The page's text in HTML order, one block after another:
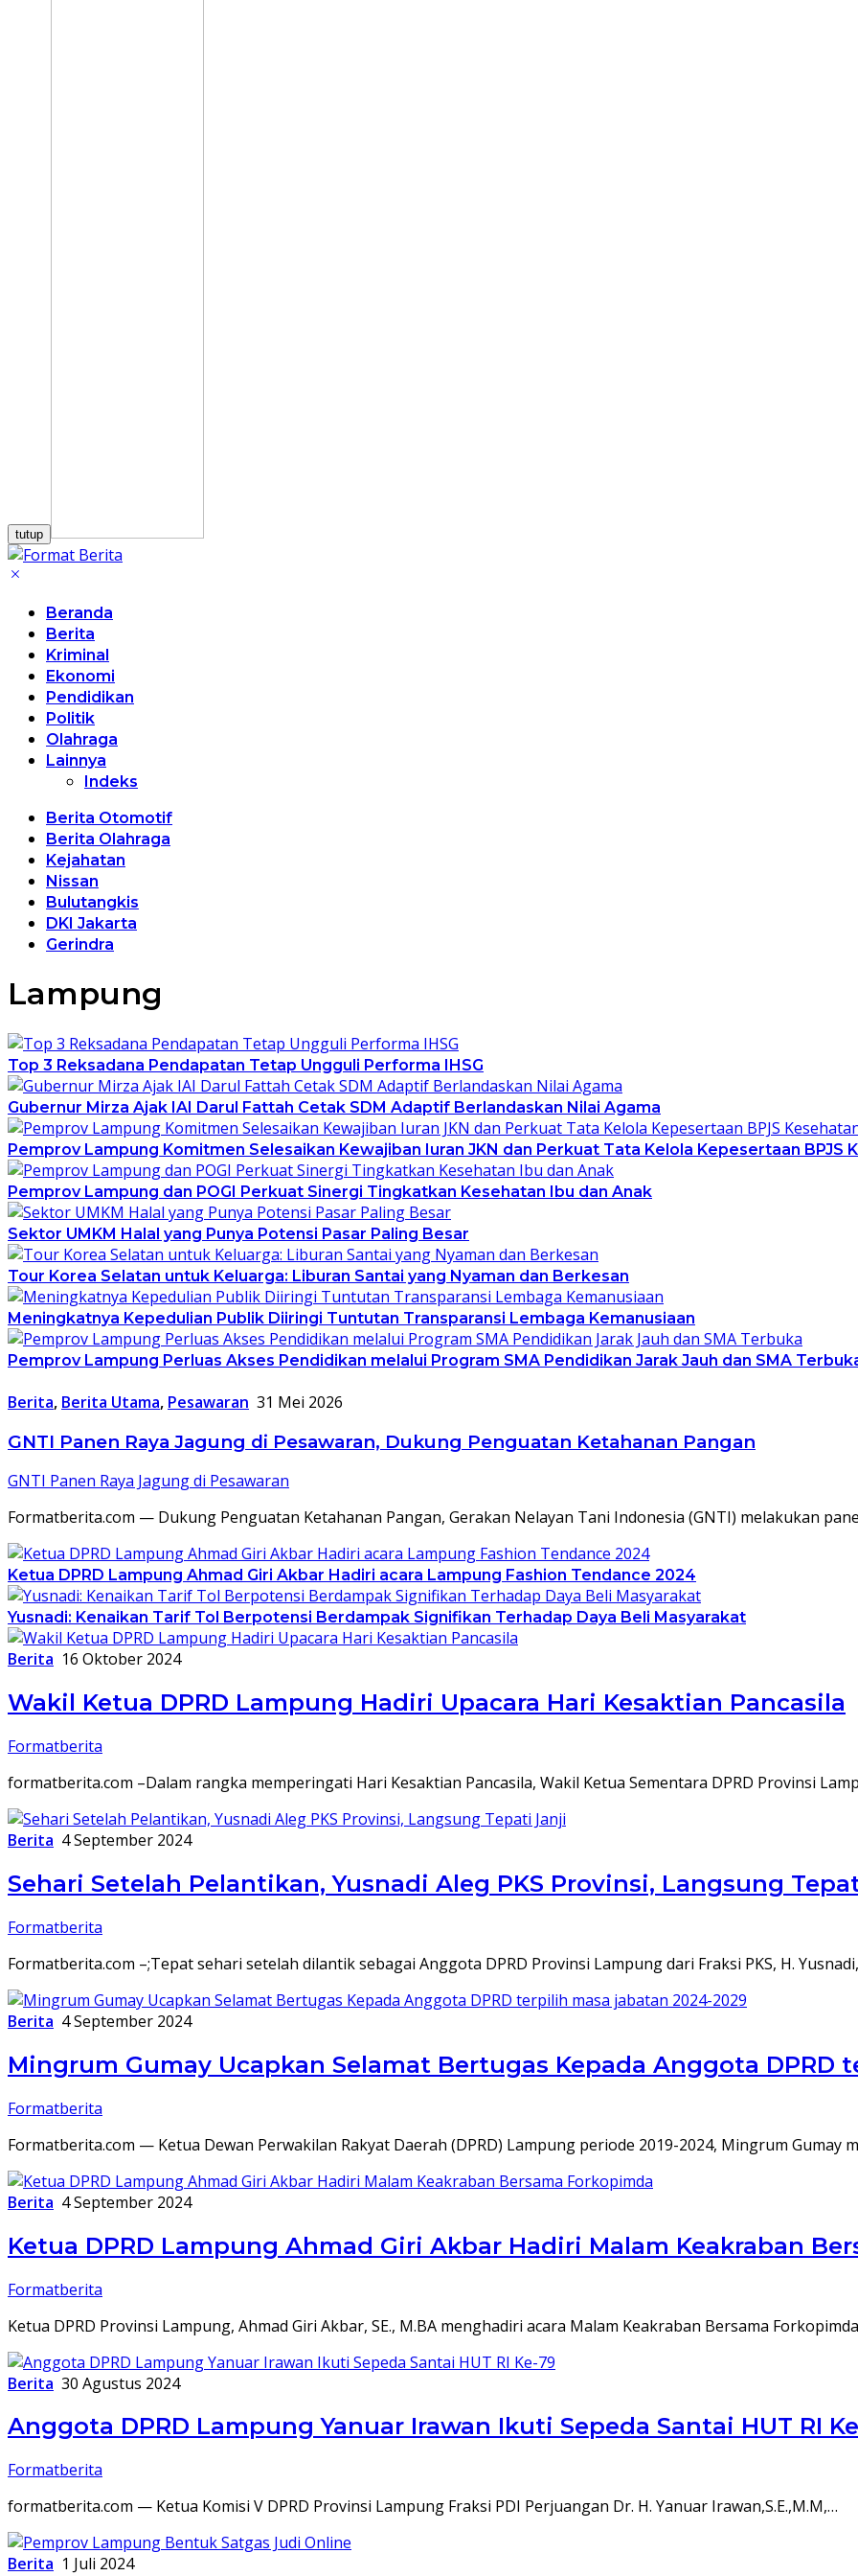
tutup
Beranda
Berita
Kriminal
Ekonomi
Pendidikan
Politik
Olahraga
Lainnya
Indeks
Berita Otomotif
Berita Olahraga
Kejahatan
Nissan
Bulutangkis
DKI Jakarta
Gerindra
Lampung
Top 3 Reksadana Pendapatan Tetap Ungguli Performa IHSG
Gubernur Mirza Ajak IAI Darul Fattah Cetak SDM Adaptif Berlandaskan Nilai Agama
Pemprov Lampung Komitmen Selesaikan Kewajiban Iuran JKN dan Perkuat Tata Kelola Kepesertaan BPJS
Pemprov Lampung dan POGI Perkuat Sinergi Tingkatkan Kesehatan Ibu dan Anak
Sektor UMKM Halal yang Punya Potensi Pasar Paling Besar
Tour Korea Selatan untuk Keluarga: Liburan Santai yang Nyaman dan Berkesan
Meningkatnya Kepedulian Publik Diiringi Tuntutan Transparansi Lembaga Kemanusiaan
Pemprov Lampung Perluas Akses Pendidikan melalui Program SMA Pendidikan Jarak Jauh dan SMA
Berita, Berita Utama, Pesawaran 31 Mei 2026
GNTI Panen Raya Jagung di Pesawaran, Dukung Penguatan Ketahanan Pangan
GNTI Panen Raya Jagung di Pesawaran
Formatberita.com — Dukung Penguatan Ketahanan Pangan, Gerakan Nelayan Tani Indonesia (GNTI) melakukan
Ketua DPRD Lampung Ahmad Giri Akbar Hadiri acara Lampung Fashion Tendance 2024
Yusnadi: Kenaikan Tarif Tol Berpotensi Berdampak Signifikan Terhadap Daya Beli Masyarakat
Berita 16 Oktober 2024
Wakil Ketua DPRD Lampung Hadiri Upacara Hari Kesaktian Pancasila
Formatberita
formatberita.com –Dalam rangka memperingati Hari Kesaktian Pancasila, Wakil Ketua Sementara DPRD Provinsi
Berita 4 September 2024
Sehari Setelah Pelantikan, Yusnadi Aleg PKS Provinsi, Langsung
Formatberita
Formatberita.com –;Tepat sehari setelah dilantik sebagai Anggota DPRD Provinsi Lampung dari Fraksi PKS, H.
Berita 4 September 2024
Mingrum Gumay Ucapkan Selamat Bertugas Kepada Anggota DPRD
Formatberita
Formatberita.com — Ketua Dewan Perwakilan Rakyat Daerah (DPRD) Lampung periode 2019-2024, Mingrum Gumay
Berita 4 September 2024
Ketua DPRD Lampung Ahmad Giri Akbar Hadiri Malam Keakraban
Formatberita
Ketua DPRD Provinsi Lampung, Ahmad Giri Akbar, SE., M.BA menghadiri acara Malam Keakraban Bersama
Berita 30 Agustus 2024
Anggota DPRD Lampung Yanuar Irawan Ikuti Sepeda Santai HUT RI
Formatberita
formatberita.com — Ketua Komisi V DPRD Provinsi Lampung Fraksi PDI Perjuangan Dr. H. Yanuar Irawan,S.E.,M.M,…
Berita 1 Juli 2024